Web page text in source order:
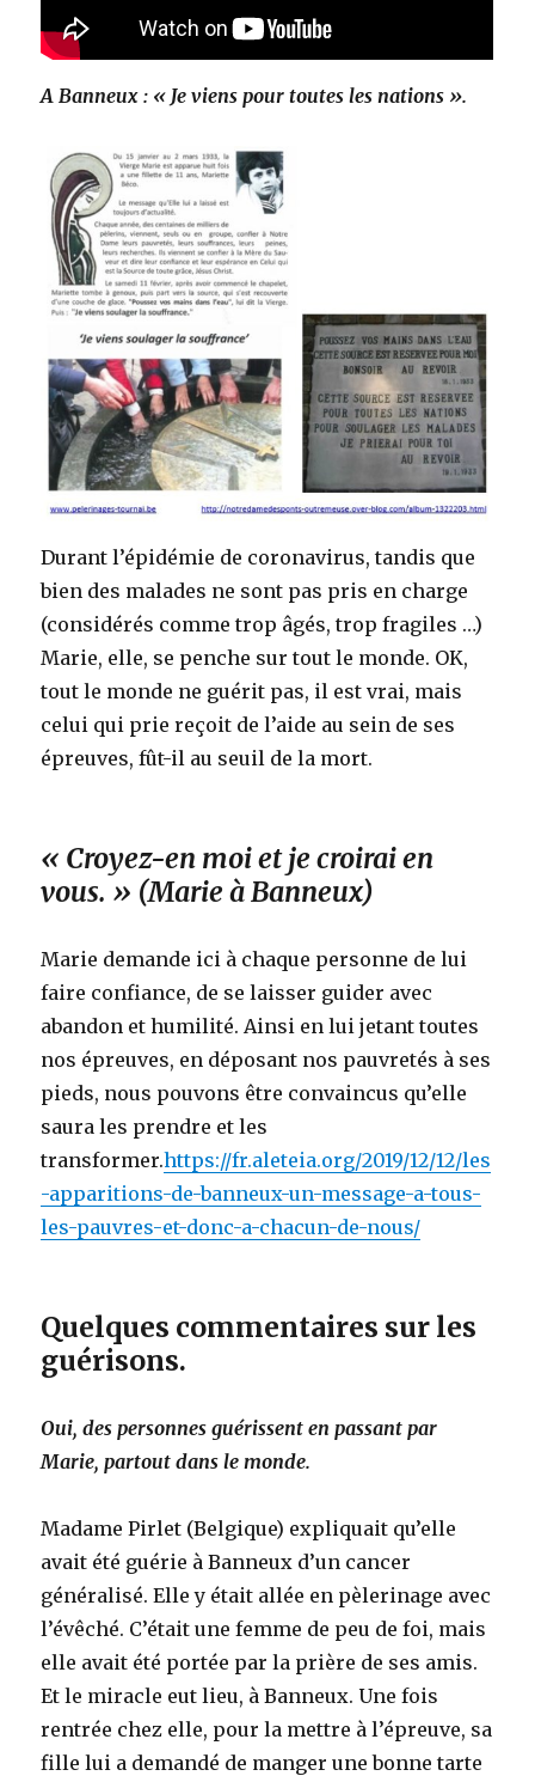
A Banneux : « Je viens pour toutes les nations ».
Durant l’épidémie de coronavirus, tandis que
bien des malades ne sont pas pris en charge
(considérés comme trop âgés, trop fragiles …)
Marie, elle, se penche sur tout le monde. OK,
tout le monde ne guérit pas, il est vrai, mais
celui qui prie reçoit de l’aide au sein de ses
épreuves, fût-il au seuil de la mort.
« Croyez-en moi et je croirai en
vous. » (Marie à Banneux)
Marie demande ici à chaque personne de lui
faire confiance, de se laisser guider avec
abandon et humilité. Ainsi en lui jetant toutes
nos épreuves, en déposant nos pauvretés à ses
pieds, nous pouvons être convaincus qu’elle
saura les prendre et les
transformer.https://fr.aleteia.org/2019/12/12/les
-apparitions-de-banneux-un-message-a-tous-
les-pauvres-et-donc-a-chacun-de-nous/
Quelques commentaires sur les
guérisons.
Oui, des personnes guérissent en passant par
Marie, partout dans le monde.
Madame Pirlet (Belgique) expliquait qu’elle
avait été guérie à Banneux d’un cancer
généralisé. Elle y était allée en pèlerinage avec
l’évêché. C’était une femme de peu de foi, mais
elle avait été portée par la prière de ses amis.
Et le miracle eut lieu, à Banneux. Une fois
rentrée chez elle, pour la mettre à l’épreuve, sa
fille lui a demandé de manger une bonne tarte